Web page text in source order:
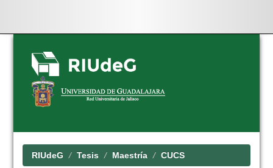
Skip
navigation
RIUdeG Tesis Maestría CUCS